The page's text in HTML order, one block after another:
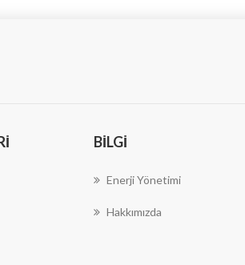
BILGI
Enerji Yönetimi
Hakkımızda